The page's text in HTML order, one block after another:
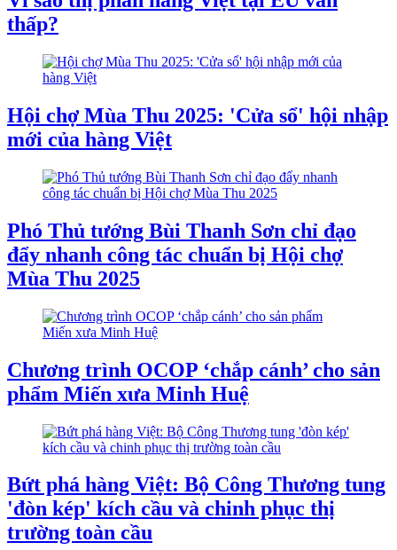
thấp?
Hội chợ Mùa Thu 2025: 'Cửa sổ' hội nhập
mới của hàng Việt
Phó Thủ tướng Bùi Thanh Sơn chỉ đạo
đẩy nhanh công tác chuẩn bị Hội chợ
Mùa Thu 2025
Chương trình OCOP ‘chắp cánh’ cho sản
phẩm Miến xưa Minh Huệ
Bứt phá hàng Việt: Bộ Công Thương tung
'đòn kép' kích cầu và chinh phục thị
trường toàn cầu